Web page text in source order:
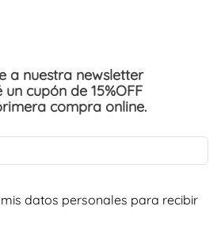
a nuestra newsletter
cupón de 15%OFF
compra online.